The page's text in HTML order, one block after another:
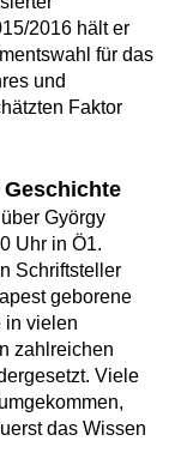
2016 hält er
für das
und
Faktor
György
Uhr in Ö1.
Schriftsteller
geborene
in vielen
zahlreichen
Viele
das Wissen